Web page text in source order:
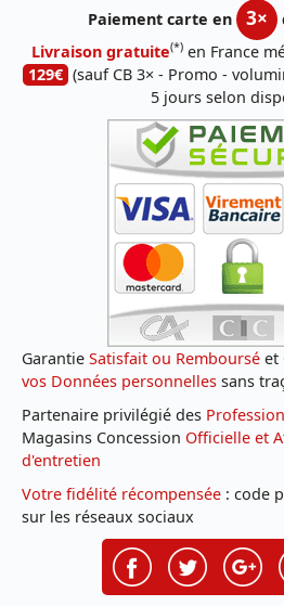
Paiement carte en
3×
Livraison gratuite(*) en France
129€ (sauf CB 3× - Promo -
5 jours selon
Garantie Satisfait ou Remboursé et
vos Données personnelles sans
Partenaire privilégié des
Magasins Concession Officielle et
d'entretien
Votre fidélité récompensée : code
sur les réseaux sociaux